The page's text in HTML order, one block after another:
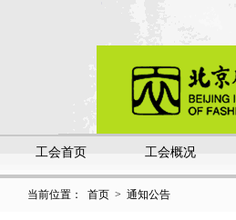
工会首页 工会概况
当前位置： 首页 > 通知公告